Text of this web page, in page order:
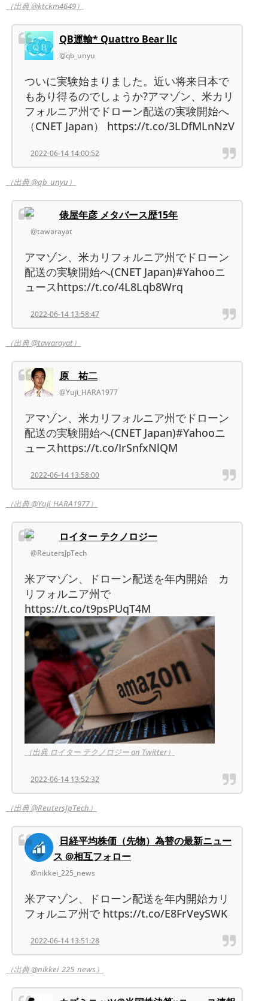
（出典 @ktckm4649）
QB運輸* Quattro Bear llc
@qb_unyu
ついに実験始まりました。近い将来日本で
もあり得るのでしょうか?アマゾン、米カリ
フォルニア州でドローン配送の実験開始へ
（CNET Japan） https://t.co/3LDfMLnNzV
2022-06-14 14:00:52
（出典 @qb_unyu）
俵屋年彦 メタバース歴15年
@tawarayat
アマゾン、米カリフォルニア州でドローン
配送の実験開始へ(CNET Japan)#Yahooニ
ュースhttps://t.co/4L8Lqb8Wrq
2022-06-14 13:58:47
（出典 @tawarayat）
原 祐二
@Yuji_HARA1977
アマゾン、米カリフォルニア州でドローン
配送の実験開始へ(CNET Japan)#Yahooニ
ュースhttps://t.co/IrSnfxNlQM
2022-06-14 13:58:00
（出典 @Yuji_HARA1977）
ロイター テクノロジー
@ReutersJpTech
米アマゾン、ドローン配送を年内開始 カ
リフォルニア州で
https://t.co/t9psPUqT4M
（出典 ロイター テクノロジー on Twitter）
2022-06-14 13:52:32
（出典 @ReutersJpTech）
日経平均株価（先物）為替の最新ニュー
ス @相互フォロー
@nikkei_225_news
米アマゾン、ドローン配送を年内開始カリ
フォルニア州で https://t.co/E8FrVeySWK
2022-06-14 13:51:28
（出典 @nikkei_225_news）